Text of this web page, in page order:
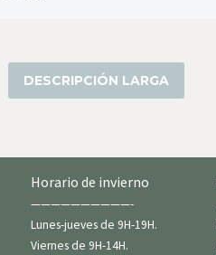
DESCRIPCIÓN LARGA
Horario de invierno
——————————-
Lunes-jueves de 9H-19H.
Viernes de 9H-14H.